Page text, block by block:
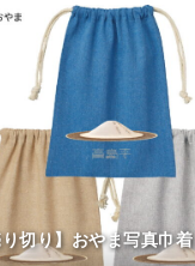
り切り】おやま写真巾着